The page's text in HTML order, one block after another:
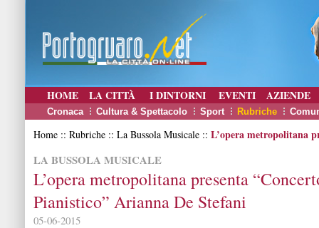
HOME LA CITTÀ I DINTORNI EVENTI AZIENDE
Cronaca Cultura & Spettacolo Sport Rubriche
Home :: Rubriche :: La Bussola Musicale :: L’opera metropolitana
LA BUSSOLA MUSICALE
L’opera metropolitana presenta
Pianistico” Arianna De Stefani
05-06-2015